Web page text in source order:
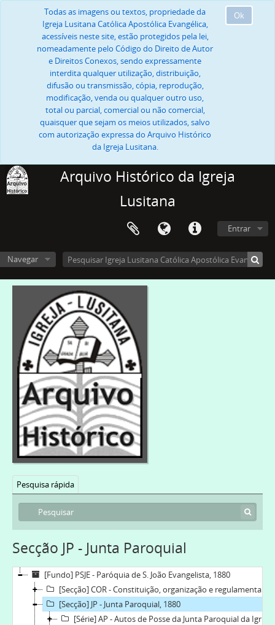
Ok
Todas as imagens ou textos, propriedade da
Igreja Lusitana Católica Apostólica Evangélica,
acessíveis neste site, estão protegidos pela lei,
nomeadamente pelo Código do Direito de Autor
e Direitos Conexos, sendo expressamente
interdita qualquer utilização, distribuição,
difusão ou transmissão, cópia, reprodução,
modificação, venda ou qualquer outro uso,
total ou parcial, comercial ou não comercial,
quaisquer que sejam os meios utilizados, salvo
com autorização expressa do Arquivo Histórico
da Igreja Lusitana.
Arquivo Histórico da Igreja
Lusitana
Entrar
Navegar
Pesquisa rápida
Secção JP - Junta Paroquial
[Fundo] PSJE - Paróquia de S. João Evangelista, 1880
[Secção] COR - Constituição, organização e regulamentação, 1880-03-08
[Secção] JP - Junta Paroquial, 1880
[Série] AP - Autos de Posse da Junta Paroquial da Igreja de João Evangelista, 1942-03-19-1973-03-04